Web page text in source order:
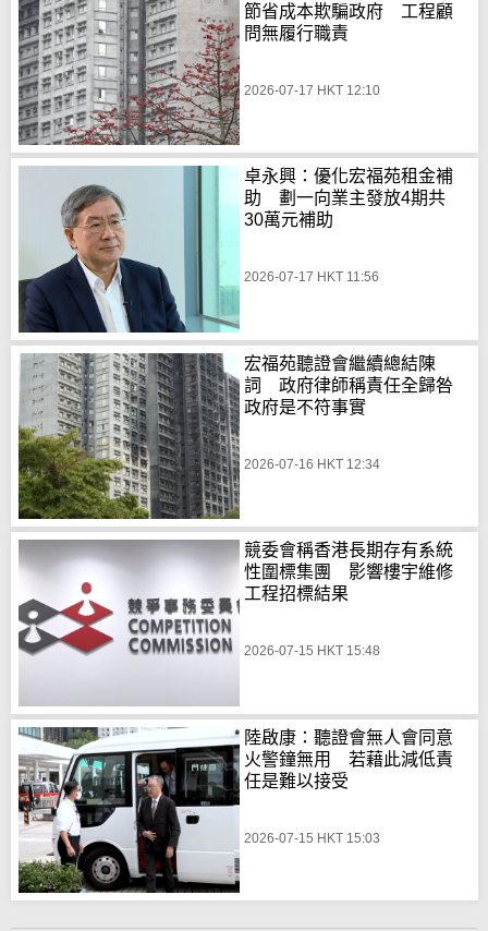
節省成本欺騙政府 工程顧
問無履行職責
2026-07-17 HKT 12:10
卓永興：優化宏福苑租金補
助 劃一向業主發放4期共
30萬元補助
2026-07-17 HKT 11:56
宏福苑聽證會繼續總結陳
詞 政府律師稱責任全歸咎
政府是不符事實
2026-07-16 HKT 12:34
競委會稱香港長期存有系統
性圍標集團 影響樓宇維修
工程招標結果
2026-07-15 HKT 15:48
陸啟康：聽證會無人會同意
火警鐘無用 若藉此減低責
任是難以接受
2026-07-15 HKT 15:03